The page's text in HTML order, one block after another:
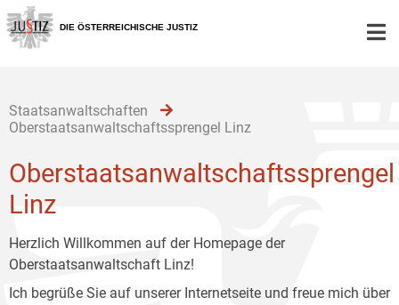
Zur
Hauptnavigation
[1]
Zum
Inhalt
[2]
Zum
Untermenü
[3]
DIE ÖSTERREICHISCHE JUSTIZ
Staatsanwaltschaften
Oberstaatsanwaltschaftssprengel Linz
Oberstaatsanwaltschaftssprengel
Linz
Herzlich Willkommen auf der Homepage der
Oberstaatsanwaltschaft Linz!
Ich begrüße Sie auf unserer Internetseite und freue mich über